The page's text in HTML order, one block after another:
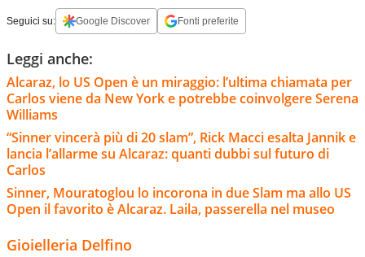
Seguici su: Google Discover Fonti preferite
Leggi anche:
Alcaraz, lo US Open è un miraggio: l’ultima chiamata per
Carlos viene da New York e potrebbe coinvolgere Serena
Williams
“Sinner vincerà più di 20 slam”, Rick Macci esalta Jannik e
lancia l’allarme su Alcaraz: quanti dubbi sul futuro di
Carlos
Sinner, Mouratoglou lo incorona in due Slam ma allo US
Open il favorito è Alcaraz. Laila, passerella nel museo
Gioielleria Delfino